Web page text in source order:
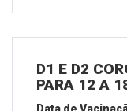
D1 E D2
PARA 12 A